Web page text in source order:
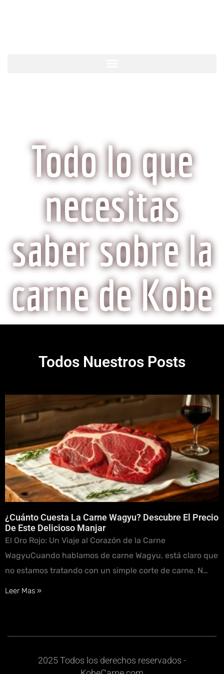
Todo lo que
necesitas
saber sobre la
carne de Kobe
Todos Nuestros Posts
¿Cuánto Cuesta La Carne Wagyu? Descubre El Precio
De Este Delicioso Manjar
El Oro Rojo: Un Viaje al Corazón de la Carne
WagyuCuando hablamos de carne Wagyu, está claro que
no estamos tratando con un simple corte de carne. N…
Leer Mas »
2025 Todos los derechos reservados -